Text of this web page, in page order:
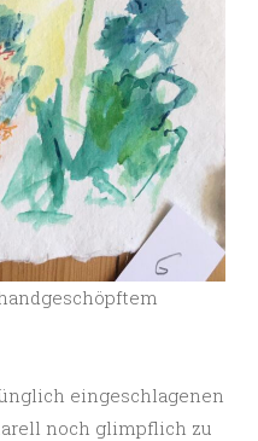
eingeschlagenen
noch glimpflich zu